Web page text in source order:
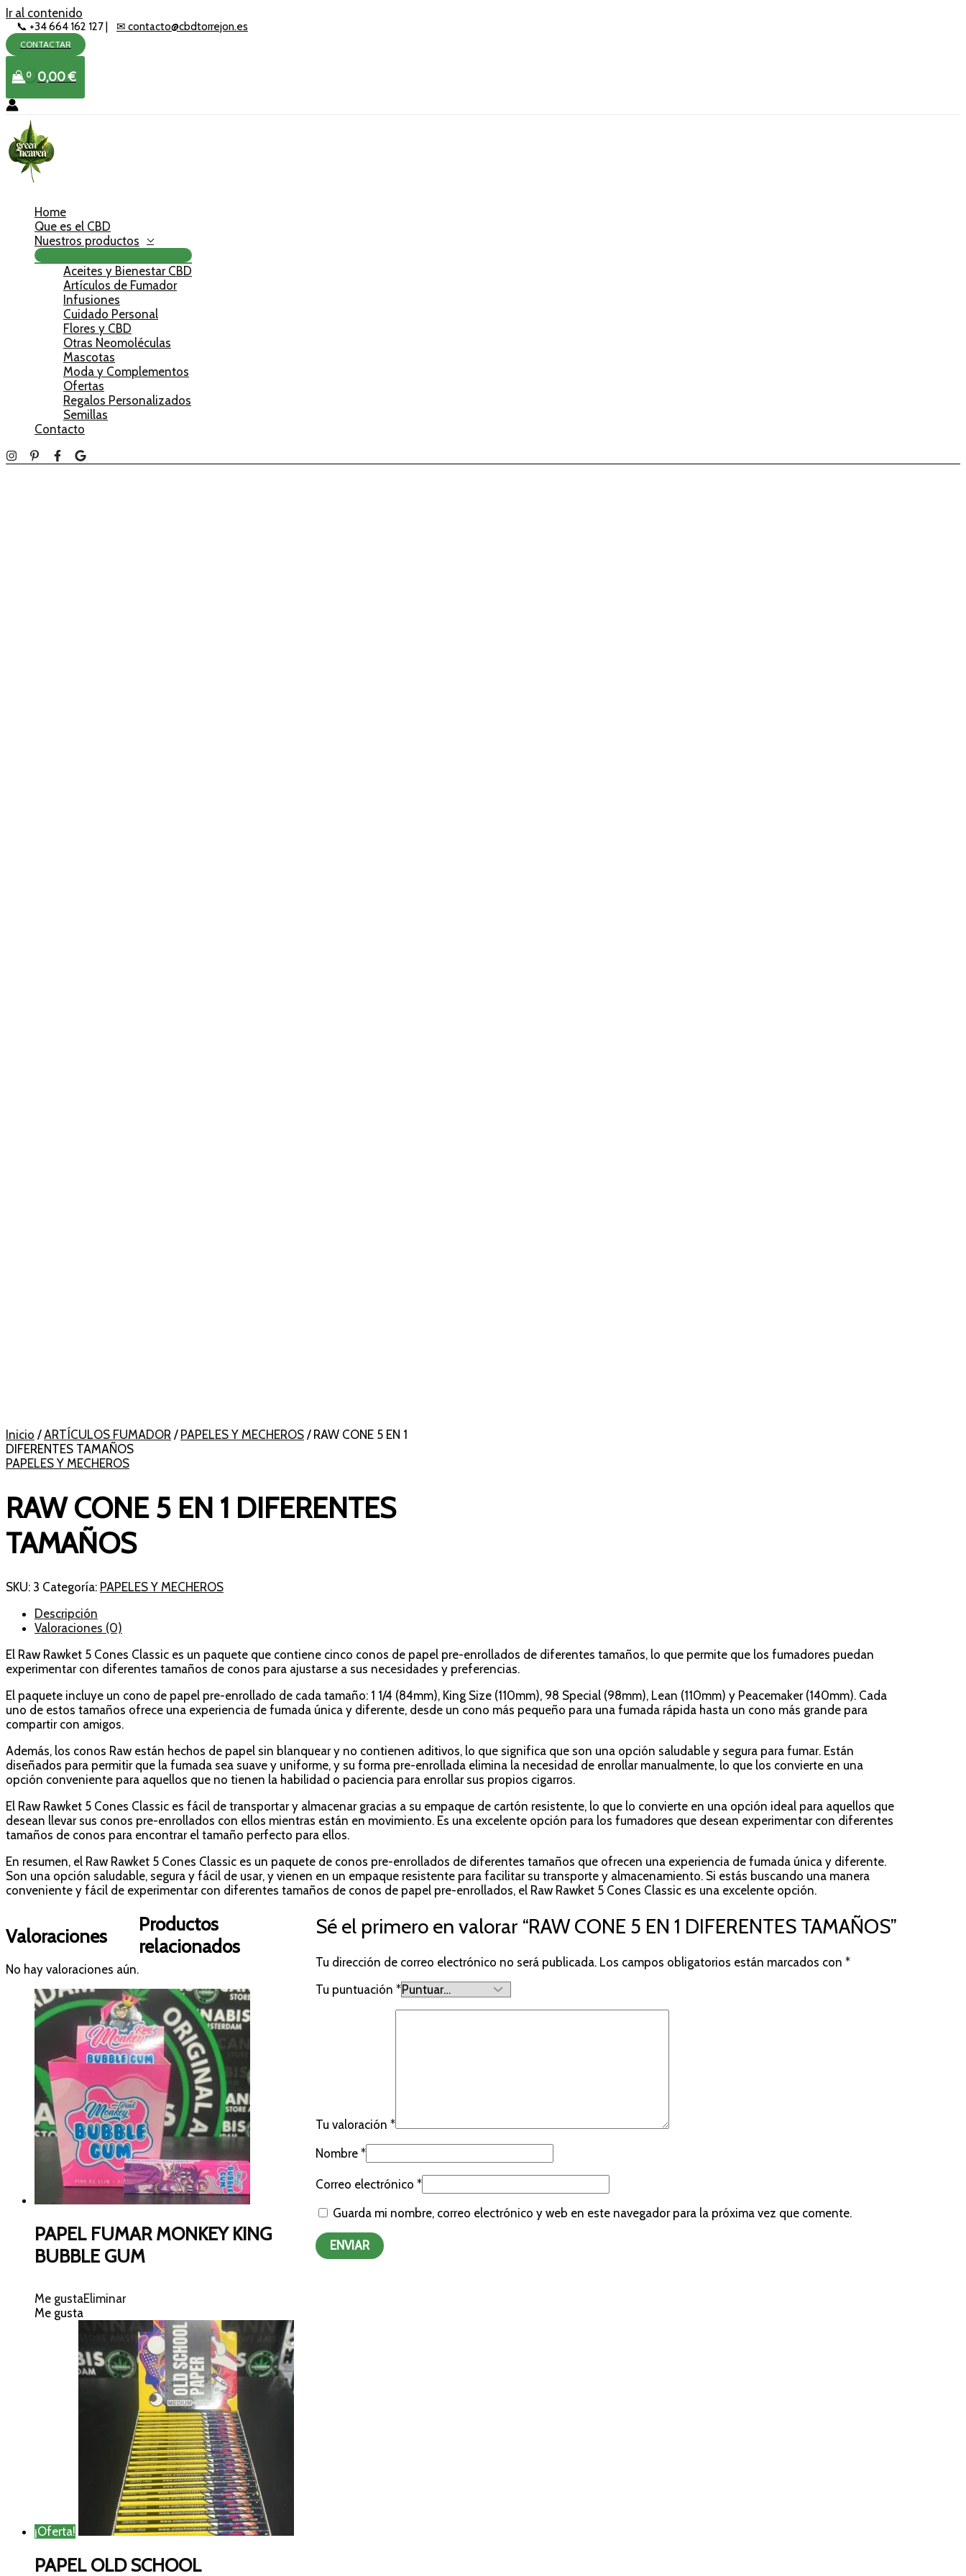
Ir al contenido
📞 +34 664 162 127 | ✉ contacto@cbdtorrejon.es
CONTACTAR
0,00€
Home
Que es el CBD
Nuestros productos
Aceites y Bienestar CBD
Artículos de Fumador
Infusiones
Cuidado Personal
Flores y CBD
Otras Neomoléculas
Mascotas
Moda y Complementos
Ofertas
Regalos Personalizados
Semillas
Contacto
Inicio / ARTÍCULOS FUMADOR / PAPELES Y MECHEROS / RAW CONE 5 EN 1
DIFERENTES TAMAÑOS
PAPELES Y MECHEROS
RAW CONE 5 EN 1 DIFERENTES
TAMAÑOS
SKU: 3 Categoría: PAPELES Y MECHEROS
Descripción
Valoraciones (0)
El Raw Rawket 5 Cones Classic es un paquete que contiene cinco conos de papel pre-enrollados de diferentes tamaños, lo que permite que los fumadores puedan
experimentar con diferentes tamaños de conos para ajustarse a sus necesidades y preferencias.
El paquete incluye un cono de papel pre-enrollado de cada tamaño: 1 1/4 (84mm), King Size (110mm), 98 Special (98mm), Lean (110mm) y Peacemaker (140mm). Cada
uno de estos tamaños ofrece una experiencia de fumada única y diferente, desde un cono más pequeño para una fumada rápida hasta un cono más grande para
compartir con amigos.
Además, los conos Raw están hechos de papel sin blanquear y no contienen aditivos, lo que significa que son una opción saludable y segura para fumar. Están
diseñados para permitir que la fumada sea suave y uniforme, y su forma pre-enrollada elimina la necesidad de enrollar manualmente, lo que los convierte en una
opción conveniente para aquellos que no tienen la habilidad o paciencia para enrollar sus propios cigarros.
El Raw Rawket 5 Cones Classic es fácil de transportar y almacenar gracias a su empaque de cartón resistente, lo que lo convierte en una opción ideal para aquellos que
desean llevar sus conos pre-enrollados con ellos mientras están en movimiento. Es una excelente opción para los fumadores que desean experimentar con diferentes
tamaños de conos para encontrar el tamaño perfecto para ellos.
En resumen, el Raw Rawket 5 Cones Classic es un paquete de conos pre-enrollados de diferentes tamaños que ofrecen una experiencia de fumada única y diferente.
Son una opción saludable, segura y fácil de usar, y vienen en un empaque resistente para facilitar su transporte y almacenamiento. Si estás buscando una manera
conveniente y fácil de experimentar con diferentes tamaños de conos de papel pre-enrollados, el Raw Rawket 5 Cones Classic es una excelente opción.
Valoraciones
No hay valoraciones aún.
Sé el primero en valorar “RAW CONE 5 EN 1 DIFERENTES TAMAÑOS”
Tu dirección de correo electrónico no será publicada. Los campos obligatorios están marcados con *
Tu puntuación *
Tu valoración *
Nombre *
Correo electrónico *
Guarda mi nombre, correo electrónico y web en este navegador para la próxima vez que comente.
Productos
relacionados
PAPEL FUMAR MONKEY KING
BUBBLE GUM
Me gustaEliminar
Me gusta
¡Oferta!
PAPEL OLD SCHOOL